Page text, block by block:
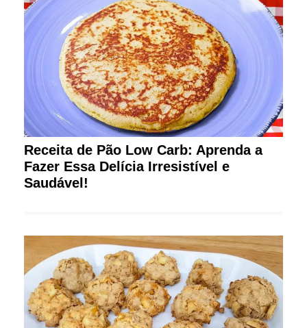
Receita de Pão Low Carb: Aprenda a
Fazer Essa Delícia Irresistível e
Saudável!